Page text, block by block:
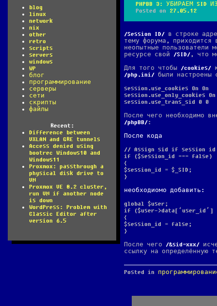
blog
linux
network
nix
other
retro
scripts
servers
windows
WP
блог
программирование
серверы
сети
скрипты
файлы
Recent:
Difference between
VXLAN and GRE tunnels
Access denied using
bootrec Windows10 and
Windows11
Proxmox: passthrough a
physical disk drive to
VM
Proxmox VE 8.2 cluster,
run VM if another node
is down
WordPress: Problem with
Classic Editor after
version 6.5
PHPBB 3: УБИРАЕМ SID
Posted on 27.05.12
Session ID
в строке
тему форума, приходится
неопытные пользователи
ресурсе свой
SID
, что
Для того чтобы
cookies
php.ini
были настроены
session.use_cookies On On
session.use_only_cookies On
session.use_trans_sid 0 0
После чего необходимо
phpBB
:
После кода
// Assign sid if session
if ($session_id === false)
{
$session_id = $_SID;
}
необходиомо добавить:
global $user;
if ($user->data[‘user_id’] ==
{
$session_id = false;
}
После чего
&sid=xxx
ссылку на определённую
Posted in